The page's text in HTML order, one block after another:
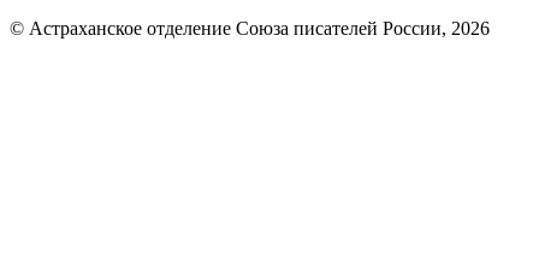
© Астраханское отделение Союза писателей России, 2026